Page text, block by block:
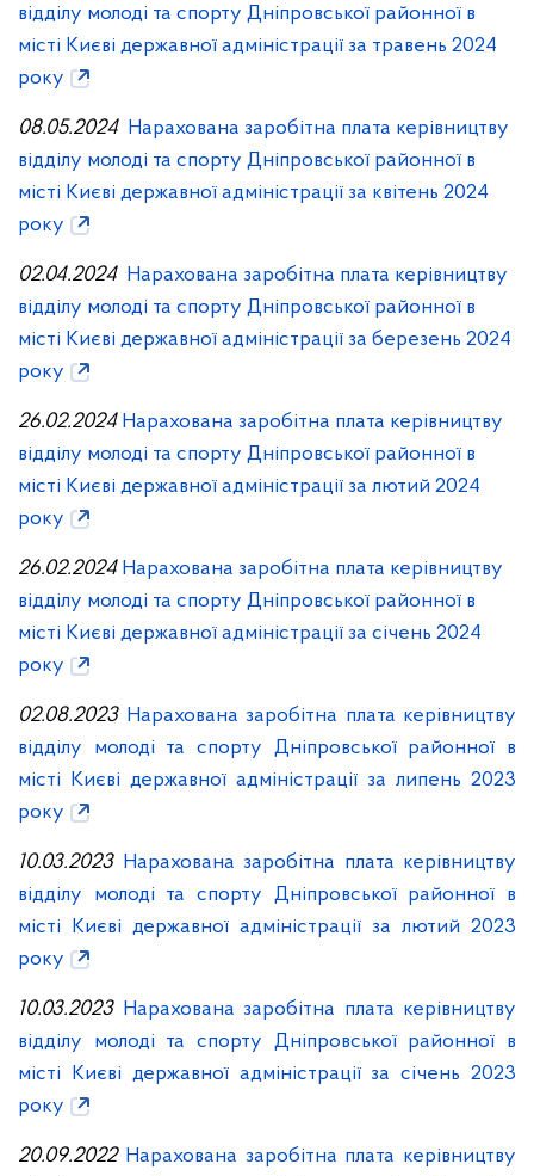
відділу молоді та спорту Дніпровської районної в
місті Києві державної адміністрації за травень 2024
року
08.05.2024 Нарахована заробітна плата керівництву
відділу молоді та спорту Дніпровської районної в
місті Києві державної адміністрації за квітень 2024
року
02.04.2024 Нарахована заробітна плата керівництву
відділу молоді та спорту Дніпровської районної в
місті Києві державної адміністрації за березень 2024
року
26.02.2024 Нарахована заробітна плата керівництву
відділу молоді та спорту Дніпровської районної в
місті Києві державної адміністрації за лютий 2024
року
26.02.2024 Нарахована заробітна плата керівництву
відділу молоді та спорту Дніпровської районної в
місті Києві державної адміністрації за січень 2024
року
02.08.2023 Нарахована заробітна плата керівництву
відділу молоді та спорту Дніпровської районної в
місті Києві державної адміністрації за липень 2023
року
10.03.2023 Нарахована заробітна плата керівництву
відділу молоді та спорту Дніпровської районної в
місті Києві державної адміністрації за лютий 2023
року
10.03.2023 Нарахована заробітна плата керівництву
відділу молоді та спорту Дніпровської районної в
місті Києві державної адміністрації за січень 2023
року
20.09.2022 Нарахована заробітна плата керівництву